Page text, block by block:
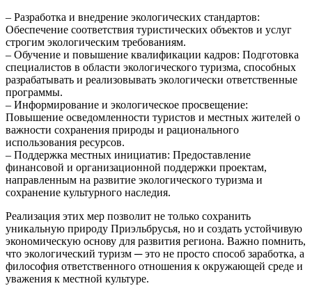
– Разработка и внедрение экологических стандартов:
Обеспечение соответствия туристических объектов и услуг
строгим экологическим требованиям.
– Обучение и повышение квалификации кадров: Подготовка
специалистов в области экологического туризма, способных
разрабатывать и реализовывать экологически ответственные
программы.
– Информирование и экологическое просвещение:
Повышение осведомленности туристов и местных жителей о
важности сохранения природы и рационального
использования ресурсов.
– Поддержка местных инициатив: Предоставление
финансовой и организационной поддержки проектам,
направленным на развитие экологического туризма и
сохранение культурного наследия.
Реализация этих мер позволит не только сохранить
уникальную природу Приэльбрусья, но и создать устойчивую
экономическую основу для развития региона. Важно помнить,
что экологический туризм ─ это не просто способ заработка, а
философия ответственного отношения к окружающей среде и
уважения к местной культуре.